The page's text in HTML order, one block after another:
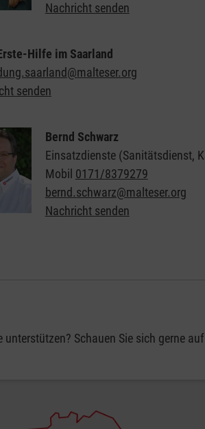
Nachricht senden
Hilfe im Saarland
senden
Bernd Schwarz
Einsatzdienste (Sanitätsdienst,
Mobil 0171/8379279
bernd.schwarz@malteser.org
Nachricht senden
Schauen Sie sich gerne